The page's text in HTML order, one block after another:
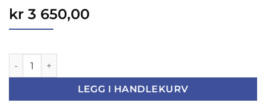
kr 3 650,00
Gigbag Gard Elite Trompet/Flygelhorn 9-ECSK Ryggsekk,
LEGG I HANDLEKURV